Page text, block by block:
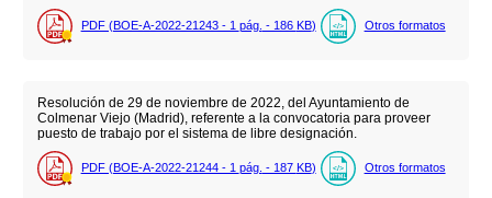
PDF (BOE-A-2022-21243 - 1 pág. - 186 KB) Otros formatos
Resolución de 29 de noviembre de 2022, del Ayuntamiento de
Colmenar Viejo (Madrid), referente a la convocatoria para proveer
puesto de trabajo por el sistema de libre designación.
PDF (BOE-A-2022-21244 - 1 pág. - 187 KB) Otros formatos